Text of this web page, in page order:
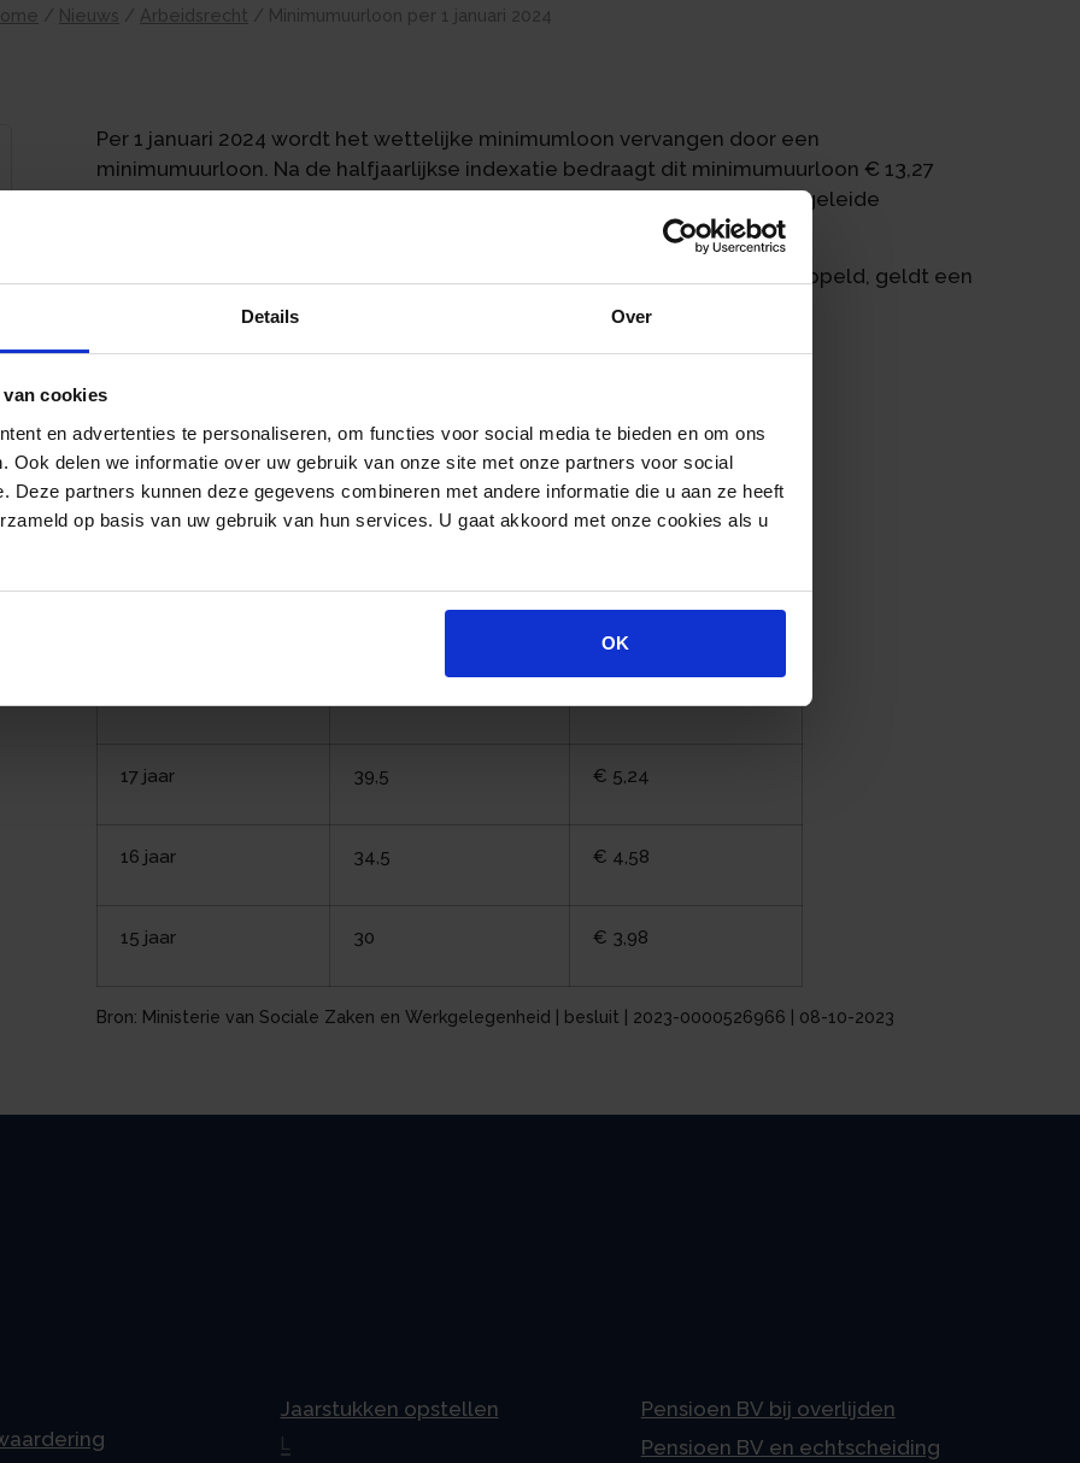
Details Over
cookies
en advertenties te personaliseren, om functies voor social media te bieden en om ons
Ook delen we informatie over uw gebruik van onze site met onze partners voor social
Deze partners kunnen deze gegevens combineren met andere informatie die u aan ze heeft
op basis van uw gebruik van hun services. U gaat akkoord met onze cookies als u
OK
/ Nieuws / Arbeidsrecht / Minimumuurloon per 1 januari 2024
Per 1 januari 2024 wordt het wettelijke minimumloon vervangen door een
minimumuurloon. Na de halfjaarlijkse indexatie bedraagt dit minimumuurloon € 13,27
voor werknemers van 21 jaar en ouder. Voor jongeren gelden daarvan afgeleide
Als basis voor uitkeringen, die aan het wettelijke minimumloon zijn gekoppeld, geldt een
referentiebedrag per maand. Dat bedraagt € 2.069,40 per 1 januari 2024.
21 jaar en ouder 100 € 13, 27
20 jaar 80 € 10,62
€ 7,96
17 jaar 39,5 € 5,24
16 jaar 34,5 € 4,58
15 jaar 30 € 3,98
Bron: Ministerie van Sociale Zaken en Werkgelegenheid | besluit | 2023-0000526966 | 08-10-2023
Jaarstukken opstellen
L
Pensioen BV bij overlijden
Pensioen BV en echtscheiding